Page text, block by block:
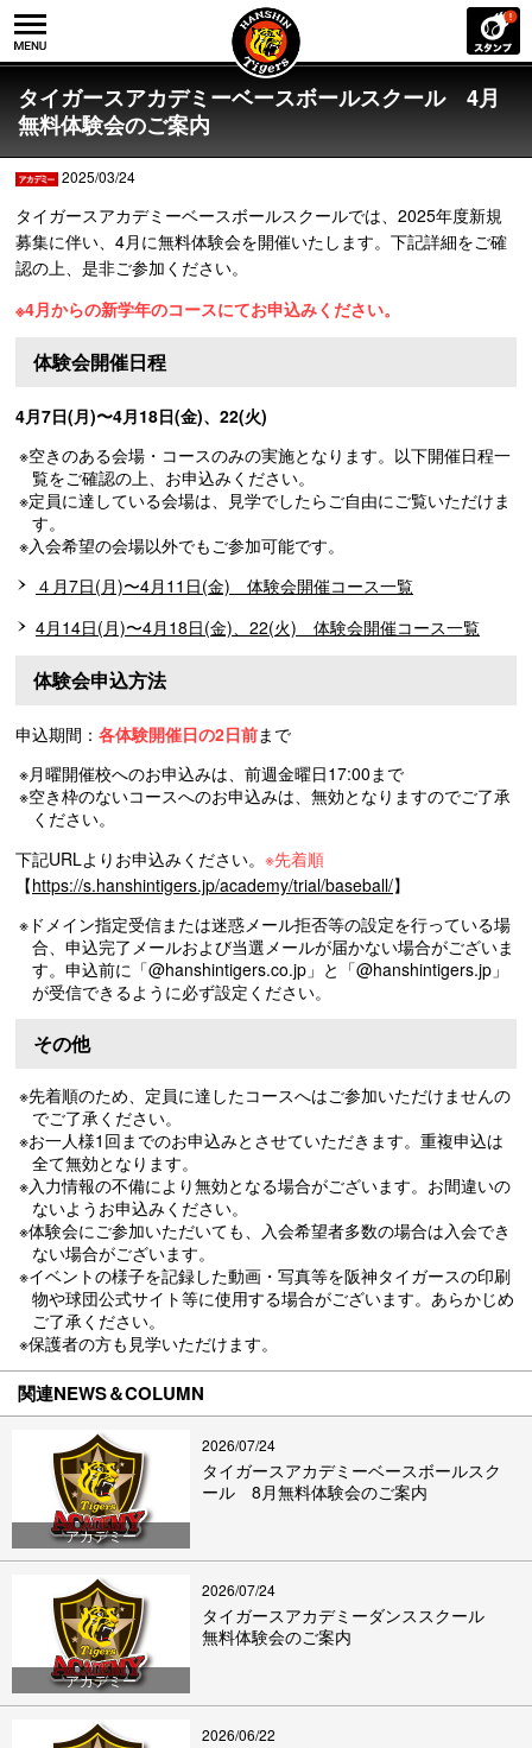
タイガースアカデミーベースボールスクール 4月
無料体験会のご案内
2025/03/24
タイガースアカデミーベースボールスクールでは、2025年度新規
募集に伴い、4月に無料体験会を開催いたします。下記詳細をご確
認の上、是非ご参加ください。
※4月からの新学年のコースにてお申込みください。
体験会開催日程
4月7日(月)〜4月18日(金)、22(火)
※空きのある会場・コースのみの実施となります。以下開催日程一
覧をご確認の上、お申込みください。
※定員に達している会場は、見学でしたらご自由にご覧いただけま
す。
※入会希望の会場以外でもご参加可能です。
４月7日(月)〜4月11日(金) 体験会開催コース一覧
4月14日(月)〜4月18日(金)、22(火) 体験会開催コース一覧
体験会申込方法
申込期間： 各体験開催日の2日前まで
※月曜開催校へのお申込みは、前週金曜日17:00まで
※空き枠のないコースへのお申込みは、無効となりますのでご了承
ください。
下記URLよりお申込みください。 ※先着順
【https://s.hanshintigers.jp/academy/trial/baseball/】
※ドメイン指定受信または迷惑メール拒否等の設定を行っている場
合、申込完了メールおよび当選メールが届かない場合がございま
す。申込前に「@hanshintigers.co.jp」と「@hanshintigers.jp」
が受信できるように必ず設定ください。
その他
※先着順のため、定員に達したコースへはご参加いただけませんの
でご了承ください。
※お一人様1回までのお申込みとさせていただきます。重複申込は
全て無効となります。
※入力情報の不備により無効となる場合がございます。お間違いの
ないようお申込みください。
※体験会にご参加いただいても、入会希望者多数の場合は入会でき
ない場合がございます。
※イベントの様子を記録した動画・写真等を阪神タイガースの印刷
物や球団公式サイト等に使用する場合がございます。あらかじめ
ご了承ください。
※保護者の方も見学いただけます。
関連NEWS＆COLUMN
アカデミー
2026/07/24
タイガースアカデミーベースボールスク
ール 8月無料体験会のご案内
アカデミー
2026/07/24
タイガースアカデミーダンススクール
無料体験会のご案内
2026/06/22